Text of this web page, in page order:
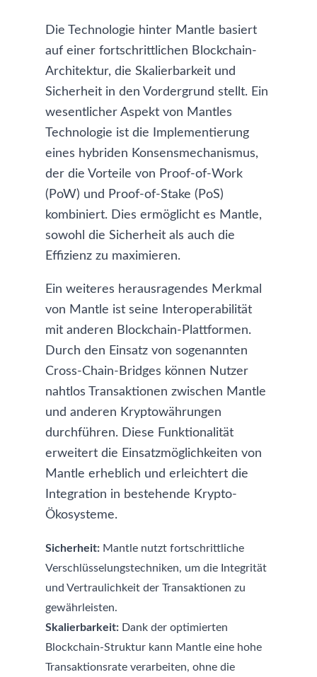
Die Technologie hinter Mantle basiert
auf einer fortschrittlichen Blockchain-
Architektur, die Skalierbarkeit und
Sicherheit in den Vordergrund stellt. Ein
wesentlicher Aspekt von Mantles
Technologie ist die Implementierung
eines hybriden Konsensmechanismus,
der die Vorteile von Proof-of-Work
(PoW) und Proof-of-Stake (PoS)
kombiniert. Dies ermöglicht es Mantle,
sowohl die Sicherheit als auch die
Effizienz zu maximieren.
Ein weiteres herausragendes Merkmal
von Mantle ist seine Interoperabilität
mit anderen Blockchain-Plattformen.
Durch den Einsatz von sogenannten
Cross-Chain-Bridges können Nutzer
nahtlos Transaktionen zwischen Mantle
und anderen Kryptowährungen
durchführen. Diese Funktionalität
erweitert die Einsatzmöglichkeiten von
Mantle erheblich und erleichtert die
Integration in bestehende Krypto-
Ökosysteme.
Sicherheit: Mantle nutzt fortschrittliche
Verschlüsselungstechniken, um die Integrität
und Vertraulichkeit der Transaktionen zu
gewährleisten.
Skalierbarkeit: Dank der optimierten
Blockchain-Struktur kann Mantle eine hohe
Transaktionsrate verarbeiten, ohne die